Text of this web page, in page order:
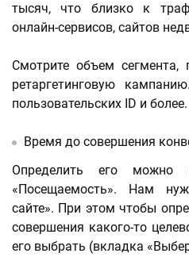
тысяч, что близко к
онлайн-сервисов, сайтов
Смотрите объем сегмента,
ретаргетинговую
пользовательских ID и более.
Время до совершения
Определить его можно
«Посещаемость». Нам
сайте». При этом чтобы
совершения какого-то
его выбрать (вкладка